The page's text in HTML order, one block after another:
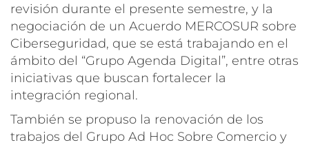
revisión durante el presente semestre, y la
negociación de un Acuerdo MERCOSUR sobre
Ciberseguridad, que se está trabajando en el
ámbito del “Grupo Agenda Digital”, entre otras
iniciativas que buscan fortalecer la
integración regional.
También se propuso la renovación de los
trabajos del Grupo Ad Hoc Sobre Comercio y